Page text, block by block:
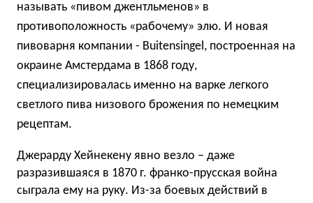
называть «пивом джентльменов» в
противоположность «рабочему» элю. И новая
пивоварня компании - Buitensingel, построенная на
окраине Амстердама в 1868 году,
специализировалась именно на варке легкого
светлого пива низового брожения по немецким
рецептам.
Джерарду Хейнекену явно везло – даже
разразившаяся в 1870 г. франко-прусская война
сыграла ему на руку. Из-за боевых действий в